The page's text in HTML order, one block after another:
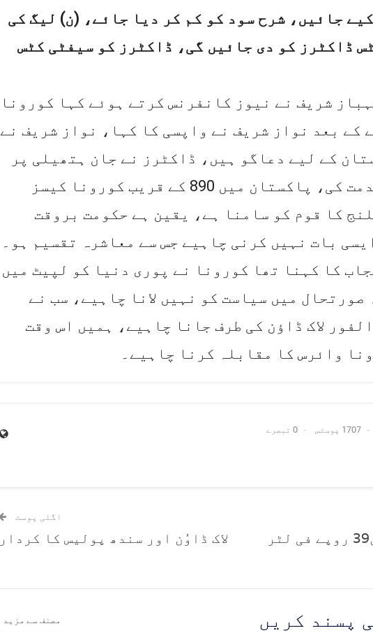
جائیں، شرح سود کو کم کر دیا جائے، (ن) لیگ کی
ہزار کٹس ڈاکٹرز کو دی جائیں گی، ڈاکٹرز کو سیفٹی کٹس
شریف نے نیوز کانفرنس کرتے ہوئے کہا کورونا
کے بعد نواز شریف نے واپسی کا کہا، نواز شریف نے
کے لیے دعاگو ہیں، ڈاکٹرز نے جان ہتھیلی پر
رکھ کر لوگوں کی خدمت کی، پاکستان میں 890 کے قریب کورونا کیسز
کا قوم کو سامنا ہے، یقین ہے حکومت بروقت
بات نہیں کرنی چاہیے جس سے معاشرہ تقسیم ہو۔
کا کہنا تھا کورونا نے پوری دنیا کو لپیٹ میں
صورتحال میں سیاست کو نہیں لانا چاہیے، سب نے
لاک ڈاؤن کی طرف جانا چاہیے، ہمیں اس وقت
وائرس کا مقابلہ کرنا چاہیے۔
1707 پوسٹس 0 تبصرے
پیٹرول کی قیمت میں39 روپے فی لٹر
اگلی پوسٹ
لاک ڈاوُن اور سندھ پولیس کا کردار
پسند کریں مصنف سے مزید